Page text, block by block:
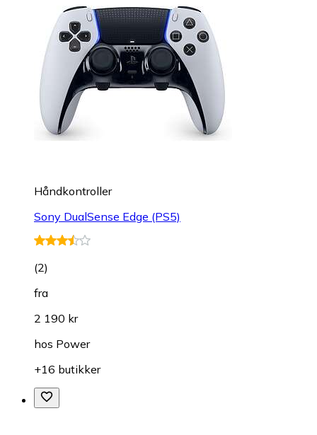
Håndkontroller
Sony DualSense Edge (PS5)
(2)
fra
2 190 kr
hos Power
+16 butikker